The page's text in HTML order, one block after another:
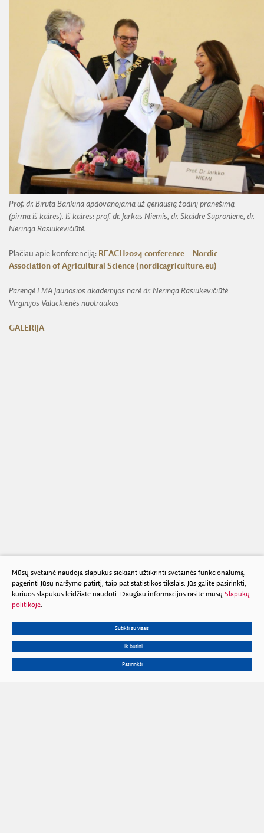
Prof. dr. Biruta Bankina apdovanojama už geriausią žodinį pranešimą
(pirma iš kairės). Iš kairės: prof. dr. Jarkas Niemis, dr. Skaidrė Supronienė, dr.
Neringa Rasiukevičiūtė.
Plačiau apie konferenciją: REACH2024 conference – Nordic
Association of Agricultural Science (nordicagriculture.eu)
Parengė LMA Jaunosios akademijos narė dr. Neringa Rasiukevičiūtė
Virginijos Valuckienės nuotraukos
GALERIJA
Mūsų svetainė naudoja slapukus siekiant užtikrinti svetainės funkcionalumą,
pagerinti Jūsų naršymo patirtį, taip pat statistikos tikslais. Jūs galite pasirinkti,
kuriuos slapukus leidžiate naudoti. Daugiau informacijos rasite mūsų Slapukų
politikoje.
Sutikti su visais
Tik būtini
Pasirinkti